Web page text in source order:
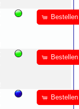
Bestellen
Bestellen
Bestellen